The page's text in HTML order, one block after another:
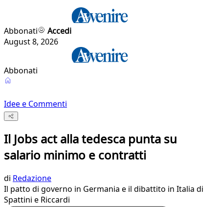
Abbonati
Accedi
August 8, 2026
Abbonati
Idee e Commenti
Il Jobs act alla tedesca punta su
salario minimo e contratti
di Redazione
Il patto di governo in Germania e il dibattito in Italia di
Spattini e Riccardi